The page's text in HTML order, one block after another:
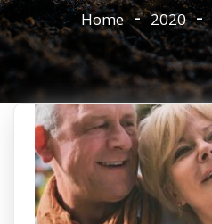
Home 2020